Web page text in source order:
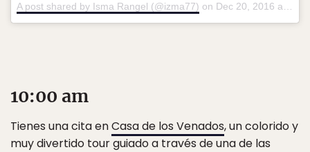
A post shared by Isma Rangel (@izma77) on Dec 20, 2016 at 8:31pm PST
10:00 am
Tienes una cita enCasa de los Venados, un colorido y
muy divertido tour guiado a través de una de las